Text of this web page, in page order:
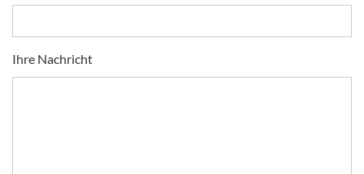
Ihre Nachricht